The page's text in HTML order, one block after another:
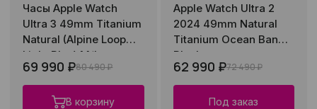
Часы Apple Watch
Ultra 3 49mm Titanium
Natural (Alpine Loop
Light Blue) M/L
69 990 ₽80 490 ₽
В корзину
Apple Watch Ultra 2
2024 49mm Natural
Titanium Ocean Band
Black
62 990 ₽72 490 ₽
Под заказ